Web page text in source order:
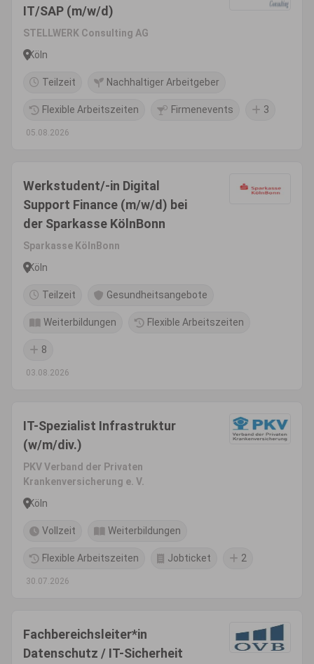
IT/SAP (m/w/d)
STELLWERK Consulting AG
Köln
Teilzeit Nachhaltiger Arbeitgeber
Flexible Arbeitszeiten Firmenevents 3
05.08.2026
Werkstudent/-in Digital
Support Finance (m/w/d) bei
der Sparkasse KölnBonn
Sparkasse KölnBonn
Köln
Teilzeit Gesundheitsangebote
Weiterbildungen Flexible Arbeitszeiten
8
03.08.2026
IT-Spezialist Infrastruktur
(w/m/div.)
PKV Verband der Privaten
Krankenversicherung e. V.
Köln
Vollzeit Weiterbildungen
Flexible Arbeitszeiten Jobticket 2
30.07.2026
Fachbereichsleiter*in
Datenschutz / IT-Sicherheit